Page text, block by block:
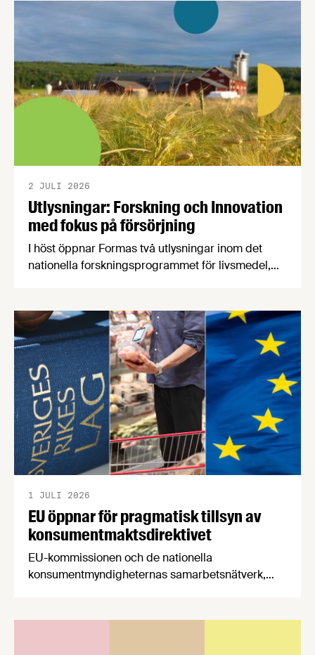
Utlysningar: Forskning och Innovation
med fokus på försörjning
2 JULI 2026
I höst öppnar Formas två utlysningar inom det
nationella forskningsprogrammet för livsmedel,
en motståndskraftig livsmedelsförsörjning", och
båda syftar till att bana väg för innovationer som
stärker Sveriges livsmedelsförsörjning.
EU öppnar för pragmatisk tillsyn av
konsumentmaktsdirektivet
1 JULI 2026
EU-kommissionen och de nationella
konsumentmyndigheternas samarbetsnätverk,